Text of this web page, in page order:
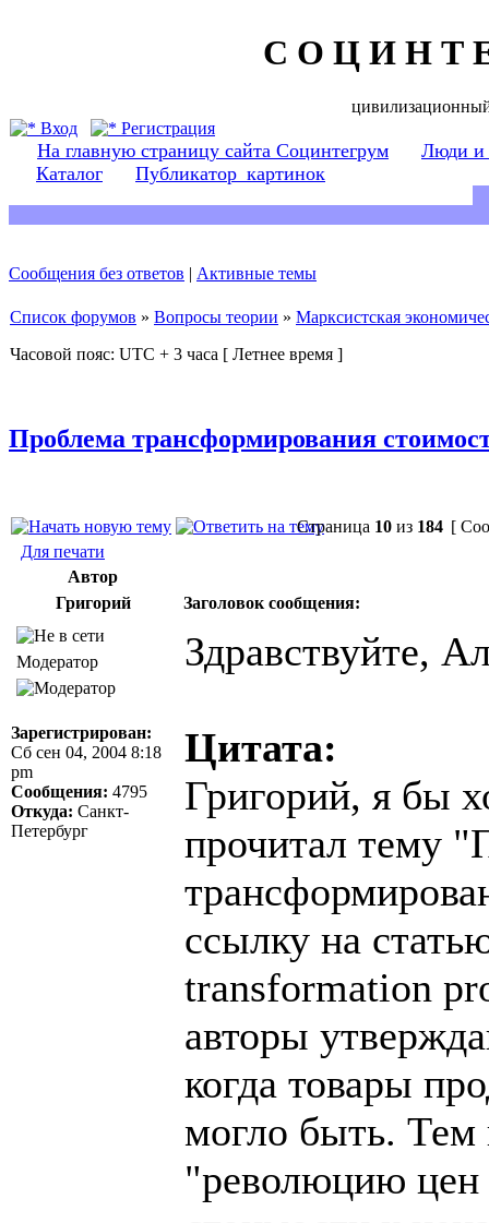
С О Ц И Н Т
Вход
Регистрация
На главную страницу сайта Социнтегрум
Люди и
Каталог
Публикатор_картинок
Сообщения без ответов | Активные темы
Список форумов » Вопросы теории » Марксистская
Часовой пояс: UTC + 3 часа [ Летнее время ]
Проблема трансформирования
Страница 10 из 184 [
Для печати
Автор
Григорий
Заголовок сообщения:
Модератор
Зарегистрирован:
Сб сен 04, 2004 8:18
pm
Сообщения: 4795
Откуда: Санкт-
Петербург
Здравствуйте,
Цитата:
Григорий, я бы
прочитал тему
ссылку на
transformation
авторы
когда товары
могло быть. Тем
"революцию цен